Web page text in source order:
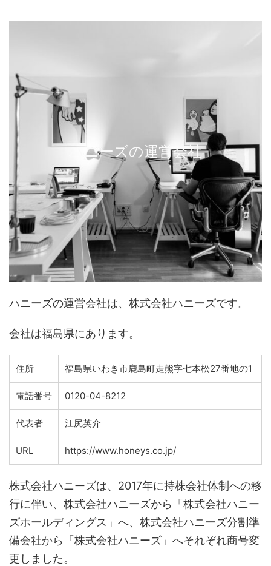
ハニーズの運営会社
ハニーズの運営会社は、株式会社ハニーズです。
会社は福島県にあります。
住所 福島県いわき市鹿島町走熊字七本松27番地の1
電話番号 0120-04-8212
代表者 江尻英介
URL https://www.honeys.co.jp/
株式会社ハニーズは、2017年に持株会社体制への移
行に伴い、株式会社ハニーズから「株式会社ハニー
ズホールディングス」へ、株式会社ハニーズ分割準
備会社から「株式会社ハニーズ」へそれぞれ商号変
更しました。